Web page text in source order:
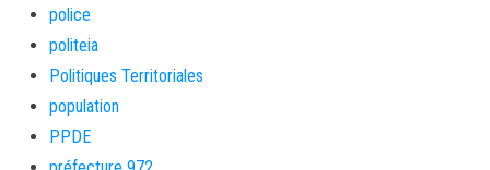
police
politeia
Politiques Territoriales
population
PPDE